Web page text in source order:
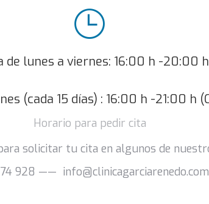
de lunes a viernes: 16:00 h -20:00
(cada 15 días) : 16:00 h -21:00 h
Horario para pedir cita
solicitar tu cita en algunos de
928 —— info@clinicagarciarenedo.com